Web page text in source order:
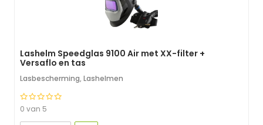
Lashelm Speedglas 9100 Air met XX-filter +
Versaflo en tas
Lasbescherming, Lashelmen
0 van 5